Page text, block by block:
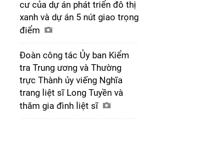
cư của dự án phát triển đô thị
xanh và dự án 5 nút giao trọng
điểm
Đoàn công tác Ủy ban Kiểm
tra Trung ương và Thường
trực Thành ủy viếng Nghĩa
trang liệt sĩ Long Tuyền và
thăm gia đình liệt sĩ